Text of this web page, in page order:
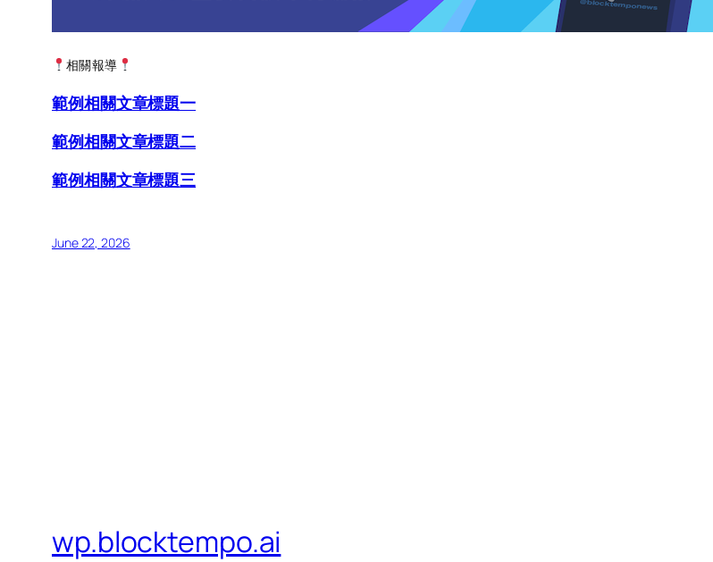
相關報導
範例相關文章標題一
範例相關文章標題二
範例相關文章標題三
June 22, 2026
wp.blocktempo.ai